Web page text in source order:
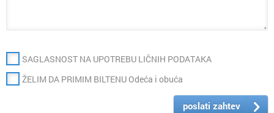
SAGLASNOST NA UPOTREBU LIČNIH PODATAKA
ŽELIM DA PRIMIM BILTENU Odeća i obuća
poslati zahtev